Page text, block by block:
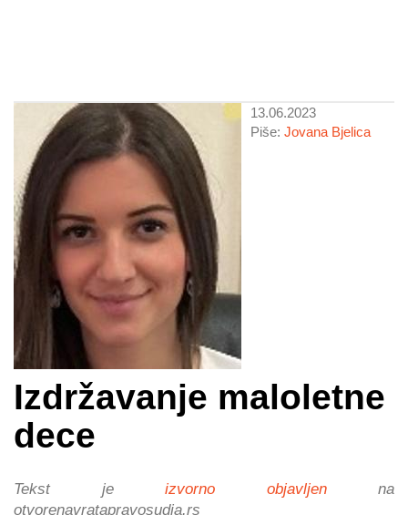
13.06.2023
Piše: Jovana Bjelica
Izdržavanje maloletne
dece
Tekst je izvorno objavljenna
otvorenavratapravosudja.rs